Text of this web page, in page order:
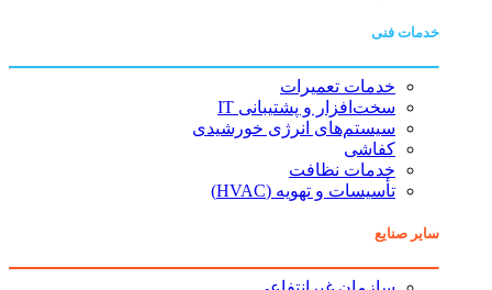
خدمات فنی
خدمات تعمیرات
سخت‌افزار و پشتیبانی IT
سیستم‌های انرژی خورشیدی
کفاشی
خدمات نظافت
تأسیسات و تهویه (HVAC)
سایر صنایع